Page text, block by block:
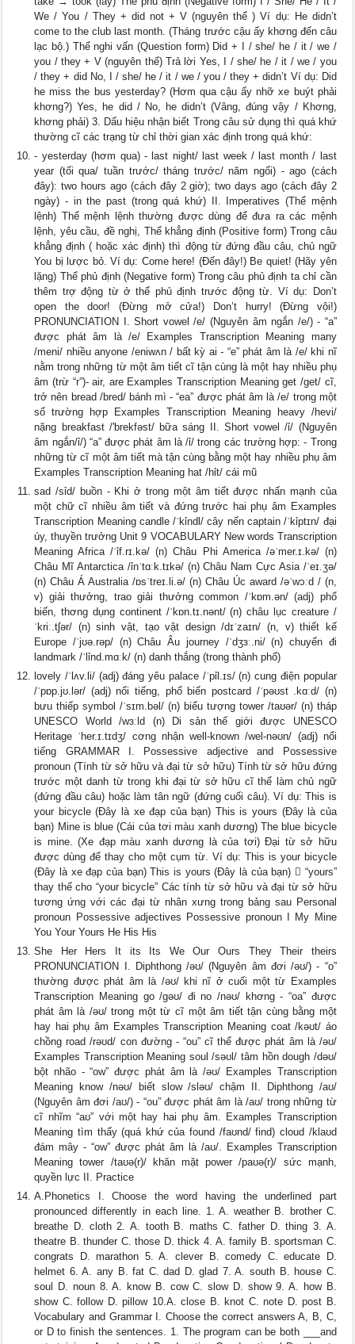
We / You / They + did not + V (nguyên thể ) Ví dụ: He didn’t
come to the club last month. (Tháng trước cậu ấy khơng đến câu
lạc bộ.) Thể nghi vấn (Question form) Did + I / she/ he / it / we /
you / they + V (nguyên thể) Trả lời Yes, I / she/ he / it / we / you
/ they + did No, I / she/ he / it / we / you / they + didn’t Ví dụ: Did
he miss the bus yesterday? (Hơm qua cậu ấy nhỡ xe buýt phải
khơng?) Yes, he did / No, he didn’t (Vâng, đúng vậy / Khơng,
khơng phải) 3. Dấu hiệu nhận biết Trong câu sử dụng thì quá khứ
thường cĩ các trạng từ chỉ thời gian xác định trong quá khứ:
- yesterday (hơm qua) - last night/ last week / last month / last
year (tối qua/ tuần trước/ tháng trước/ năm ngối) - ago (cách
đây): two hours ago (cách đây 2 giờ); two days ago (cách đây 2
ngày) - in the past (trong quá khứ) II. Imperatives (Thể mệnh
lệnh) Thể mệnh lệnh thường được dùng để đưa ra các mệnh
lệnh, yêu cầu, đề nghị, Thể khẳng định (Positive form) Trong câu
khẳng định ( hoặc xác định) thì động từ đứng đầu câu, chủ ngữ
You bị lược bỏ. Ví dụ: Come here! (Đến đây!) Be quiet! (Hãy yên
lặng) Thể phủ định (Negative form) Trong câu phủ định ta chỉ cần
thêm trợ động từ ở thể phủ định trước động từ. Ví dụ: Don’t
open the door! (Đừng mở cửa!) Don’t hurry! (Đừng vội!)
PRONUNCIATION I. Short vowel /e/ (Nguyên âm ngắn /e/) - “a”
được phát âm là /e/ Examples Transcription Meaning many
/meni/ nhiều anyone /eniwʌn / bất kỳ ai - “e” phát âm là /e/ khi nĩ
nằm trong những từ một âm tiết cĩ tận cùng là một hay nhiều phụ
âm (trừ “r”)- air, are Examples Transcription Meaning get /get/ cĩ,
trở nên bread /bred/ bánh mì - “ea” được phát âm là /e/ trong một
số trường hợp Examples Transcription Meaning heavy /hevi/
nặng breakfast /'brekfǝst/ bữa sáng II. Short vowel /ỉ/ (Nguyên
âm ngắn/ỉ/) “a” được phát âm là /ỉ/ trong các trường hợp: - Trong
những từ cĩ một âm tiết mà tận cùng bằng một hay nhiều phụ âm
Examples Transcription Meaning hat /hỉt/ cái mũ
sad /sỉd/ buồn - Khi ở trong một âm tiết được nhấn mạnh của
một chữ cĩ nhiều âm tiết và đứng trước hai phụ âm Examples
Transcription Meaning candle /ˈkỉndl/ cây nến captain /ˈkỉptɪn/ đại
úy, thuyền trưởng Unit 9 VOCABULARY New words Transcription
Meaning Africa /ˈỉf.rɪ.kə/ (n) Châu Phi America /əˈmer.ɪ.kə/ (n)
Châu Mĩ Antarctica /ỉnˈtɑːk.tɪkə/ (n) Châu Nam Cực Asia /ˈeɪ.ʒə/
(n) Châu Á Australia /ɒsˈtreɪ.li.ə/ (n) Châu Úc award /əˈwɔːd / (n,
v) giải thưởng, trao giải thưởng common /ˈkɒm.ən/ (adj) phổ
biến, thơng dụng continent /ˈkɒn.tɪ.nənt/ (n) châu lục creature /
ˈkriː.tʃər/ (n) sinh vật, tạo vật design /dɪˈzaɪn/ (n, v) thiết kế
Europe /ˈjʊə.rəp/ (n) Châu Âu journey /ˈdʒɜː.ni/ (n) chuyến đi
landmark /ˈlỉnd.mɑːk/ (n) danh thắng (trong thành phố)
lovely /ˈlʌv.li/ (adj) đáng yêu palace /ˈpỉl.ɪs/ (n) cung điện popular
/ˈpɒp.jʊ.lər/ (adj) nổi tiếng, phổ biến postcard /ˈpəʊst .kɑːd/ (n)
bưu thiếp symbol /ˈsɪm.bəl/ (n) biểu tượng tower /taʊər/ (n) tháp
UNESCO World /wɜːld (n) Di sản thế giới được UNESCO
Heritage ˈher.ɪ.tɪdʒ/ cơng nhận well-known /wel-nəʊn/ (adj) nổi
tiếng GRAMMAR I. Possessive adjective and Possessive
pronoun (Tính từ sở hữu và đại từ sở hữu) Tính từ sở hữu đứng
trước một danh từ trong khi đại từ sở hữu cĩ thể làm chủ ngữ
(đứng đầu câu) hoặc làm tân ngữ (đứng cuối câu). Ví dụ: This is
your bicycle (Đây là xe đạp của bạn) This is yours (Đây là của
bạn) Mine is blue (Cái của tơi màu xanh dương) The blue bicycle
is mine. (Xe đạp màu xanh dương là của tơi) Đại từ sở hữu
được dùng để thay cho một cụm từ. Ví dụ: This is your bicycle
(Đây là xe đạp của bạn) This is yours (Đây là của bạn)  “yours”
thay thế cho “your bicycle” Các tính từ sở hữu và đại từ sở hữu
tương ứng với các đại từ nhân xưng trong bảng sau Personal
pronoun Possessive adjectives Possessive pronoun I My Mine
You Your Yours He His His
She Her Hers It its Its We Our Ours They Their theirs
PRONUNCIATION I. Diphthong /əʊ/ (Nguyên âm đơi /əʊ/) - “o”
thường được phát âm là /əʊ/ khi nĩ ở cuối một từ Examples
Transcription Meaning go /gəʊ/ đi no /nəʊ/ khơng - “oa” được
phát âm là /əʊ/ trong một từ cĩ một âm tiết tận cùng bằng một
hay hai phụ âm Examples Transcription Meaning coat /kəʊt/ áo
chồng road /rəʊd/ con đường - “ou” cĩ thể được phát âm là /əʊ/
Examples Transcription Meaning soul /səʊl/ tâm hồn dough /dəʊ/
bột nhão - “ow” được phát âm là /əʊ/ Examples Transcription
Meaning know /nəʊ/ biết slow /sləʊ/ chậm II. Diphthong /aʊ/
(Nguyên âm đơi /aʊ/) - “ou” được phát âm là /aʊ/ trong những từ
cĩ nhĩm “aʊ” với một hay hai phụ âm. Examples Transcription
Meaning tìm thấy (quá khứ của found /faʊnd/ find) cloud /klaʊd
đám mây - “ow” được phát âm là /aʊ/. Examples Transcription
Meaning tower /taʊə(r)/ khăn mặt power /paʊə(r)/ sức mạnh,
quyền lực II. Practice
A.Phonetics I. Choose the word having the underlined part
pronounced differently in each line. 1. A. weather B. brother C.
breathe D. cloth 2. A. tooth B. maths C. father D. thing 3. A.
theatre B. thunder C. those D. thick 4. A. family B. sportsman C.
congrats D. marathon 5. A. clever B. comedy C. educate D.
helmet 6. A. any B. fat C. dad D. glad 7. A. south B. house C.
soul D. noun 8. A. know B. cow C. slow D. show 9. A. how B.
show C. follow D. pillow 10.A. close B. knot C. note D. post B.
Vocabulary and Grammar I. Choose the correct answers A, B, C,
or D to finish the sentences. 1. The program can be both ___and